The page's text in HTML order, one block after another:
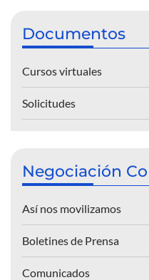
Documentos
Cursos virtuales
Solicitudes
Negociación
Así nos movilizamos
Boletines de Prensa
Comunicados